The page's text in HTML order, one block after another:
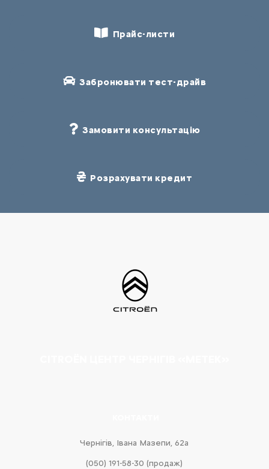
Прайс-листи
Забронювати тест-драйв
Замовити консультацію
Розрахувати кредит
Чернігів, Івана Мазепи, 62а
(050) 191-58-30 (продаж)